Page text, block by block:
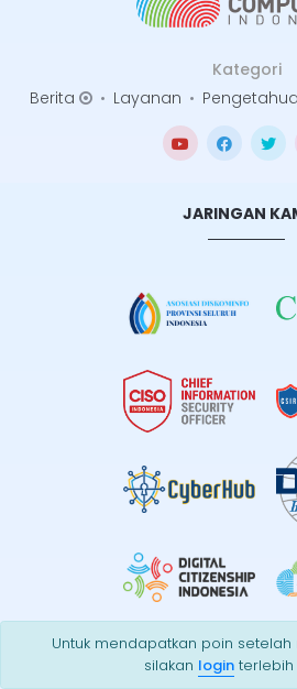
Untuk mendapatkan poin
silakan loginterlebih
Kategori
Berita
• Layanan •
JARINGAN